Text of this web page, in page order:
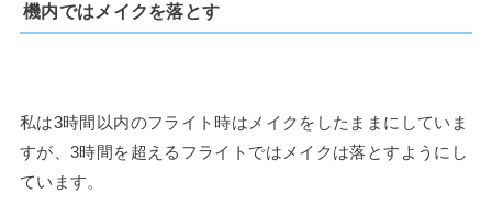
機内ではメイクを落とす
私は3時間以内のフライト時はメイクをしたままにしていま
すが、3時間を超えるフライトではメイクは落とすようにし
ています。